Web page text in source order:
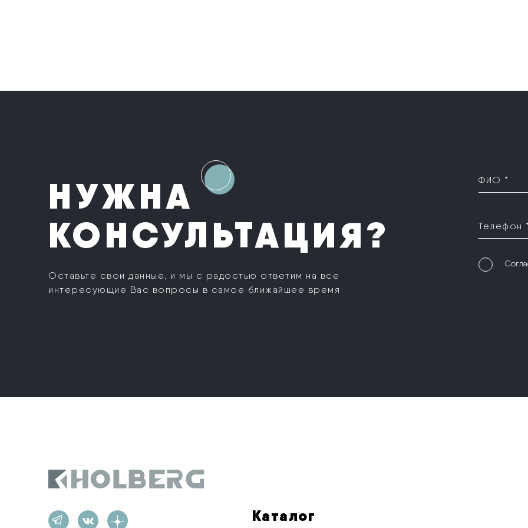
НУЖНА
КОНСУЛЬТАЦИЯ?
Оставьте свои данные, и мы с радостью ответим на все
интересующие Вас вопросы в самое ближайшее время
ФИО *
Телефон
Каталог